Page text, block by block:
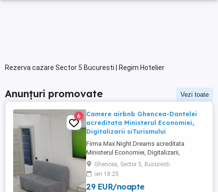
Rezerva cazare Sector 5 Bucuresti | Regim Hotelier
Anunțuri promovate Vezi toate
6
Camere airbnb Ghencea-Dantelei
acreditata Ministerul Economiei,
Digitalizarii siTurismului
Firma Max Night Dreams acreditata
Ministerul Economiei, Digitalizarii,
Antreprenoriatului si Turismului închiriază
in regim hotelier in zona Drumul Taberei -
Ghencea diferite tipuri de camere Camera
single cu o suprafață totală de 16mp
Ghencea, Sector 5, Bucuresti
ieri 18:25
29 EUR/noapte